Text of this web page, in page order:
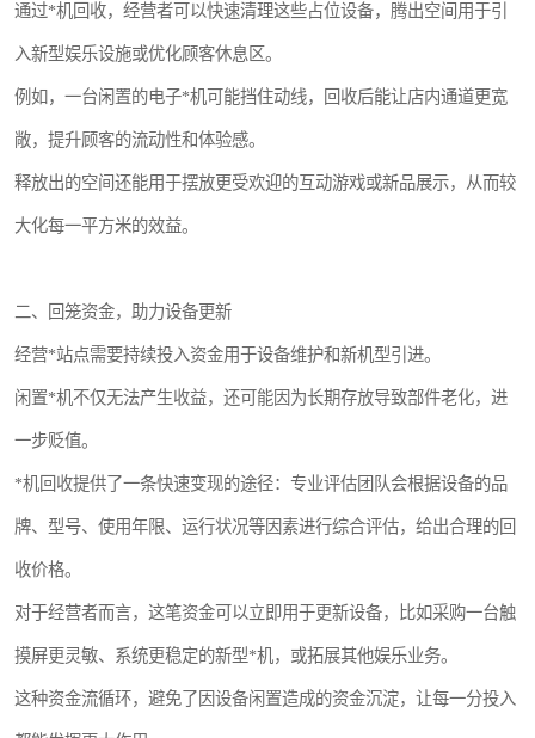
通过*机回收，经营者可以快速清理这些占位设备，腾出空间用于引
入新型娱乐设施或优化顾客休息区。
例如，一台闲置的电子*机可能挡住动线，回收后能让店内通道更宽
敞，提升顾客的流动性和体验感。
释放出的空间还能用于摆放更受欢迎的互动游戏或新品展示，从而较
大化每一平方米的效益。
二、回笼资金，助力设备更新
经营*站点需要持续投入资金用于设备维护和新机型引进。
闲置*机不仅无法产生收益，还可能因为长期存放导致部件老化，进
一步贬值。
*机回收提供了一条快速变现的途径：专业评估团队会根据设备的品
牌、型号、使用年限、运行状况等因素进行综合评估，给出合理的回
收价格。
对于经营者而言，这笔资金可以立即用于更新设备，比如采购一台触
摸屏更灵敏、系统更稳定的新型*机，或拓展其他娱乐业务。
这种资金流循环，避免了因设备闲置造成的资金沉淀，让每一分投入